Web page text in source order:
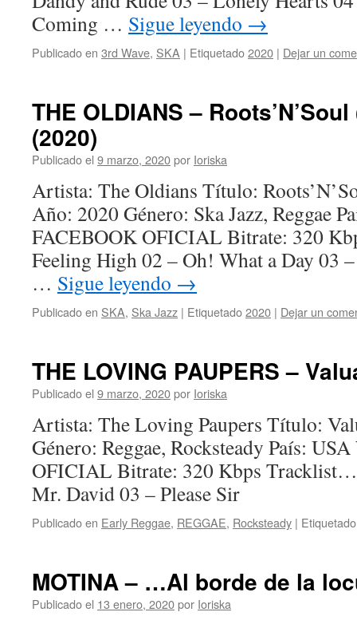
Coming … Sigue leyendo →
Publicado en 3rd Wave, SKA | Etiquetado2020 | Dejar un
THE OLDIANS –
(2020)
Publicado el 9 marzo, 2020por Ioriska
Artista: The Oldians Título:
Año: 2020 Género: Ska Jazz, Reggae
FACEBOOK OFICIAL Bitrate: 320
Feeling High 02 – Oh! What a Day 03
… Sigue leyendo →
Publicado en SKA, Ska Jazz | Etiquetado2020 | Dejar un
THE LOVING PAUPERS –
Publicado el 9 marzo, 2020por Ioriska
Artista: The Loving Paupers Título:
Género: Reggae, Rocksteady País:
OFICIAL Bitrate: 320 Kbps Tracklist…
Mr. David 03 – Please Sir
Publicado en Early Reggae, REGGAE, Rocksteady | Etiquetado
MOTINA – …Al borde de la
Publicado el 13 enero, 2020por Ioriska